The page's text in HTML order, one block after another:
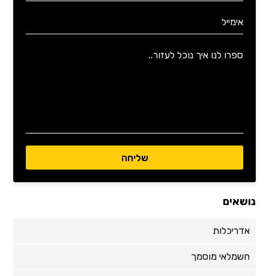
נושאים
אדריכלות
חשמלאי מוסמך